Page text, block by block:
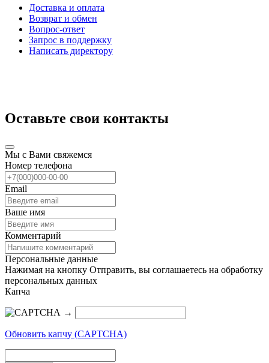
Доставка и оплата
Возврат и обмен
Вопрос-ответ
Запрос в поддержку
Написать директору
Оставьте свои контакты
Мы с Вами свяжемся
Номер телефона
Email
Ваше имя
Комментарий
Персональные данные
Нажимая на кнопку Отправить, вы соглашаетесь на обработку
персональных данных
Капча
→
Обновить капчу (CAPTCHA)